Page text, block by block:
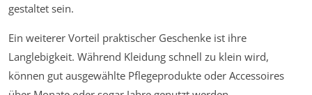
gestaltet sein.
Ein weiterer Vorteil praktischer Geschenke ist ihre
Langlebigkeit. Während Kleidung schnell zu klein wird,
können gut ausgewählte Pflegeprodukte oder Accessoires